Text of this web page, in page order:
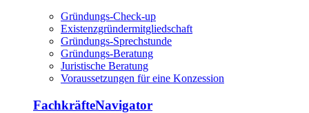
Gründungs-Check-up
Existenzgründermitgliedschaft
Gründungs-Sprechstunde
Gründungs-Beratung
Juristische Beratung
Voraussetzungen für eine Konzession
FachkräfteNavigator